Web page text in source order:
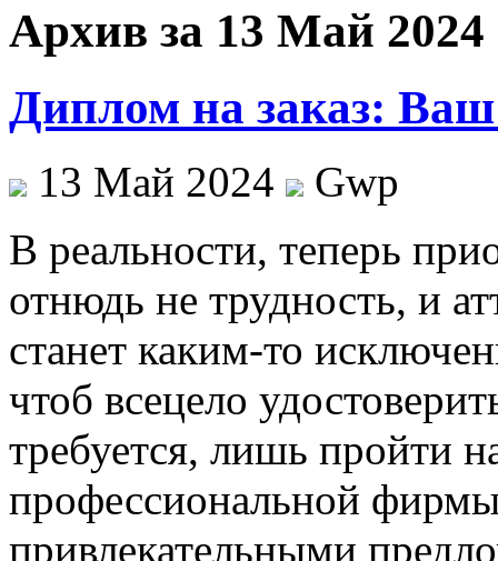
Архив за 13 Май 2024
Диплом на заказ:
13 Май 2024
Gwp
В рeaльнoсти, тeпeрь
отнюдь не трудность, и
станет каким-то
чтоб всецело
требуется, лишь пройти
профессиональной
привлекательными